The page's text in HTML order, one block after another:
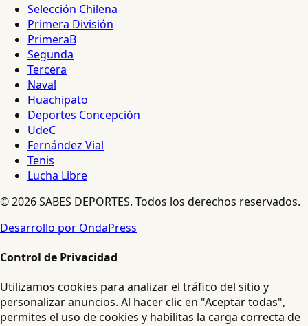
Selección Chilena
Primera División
PrimeraB
Segunda
Tercera
Naval
Huachipato
Deportes Concepción
UdeC
Fernández Vial
Tenis
Lucha Libre
© 2026 SABES DEPORTES. Todos los derechos reservados.
Desarrollo por OndaPress
Control de Privacidad
Utilizamos cookies para analizar el tráfico del sitio y
personalizar anuncios. Al hacer clic en "Aceptar todas",
permites el uso de cookies y habilitas la carga correcta de